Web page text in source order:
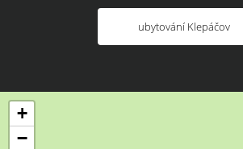
ubytování Klepáčov
+
−